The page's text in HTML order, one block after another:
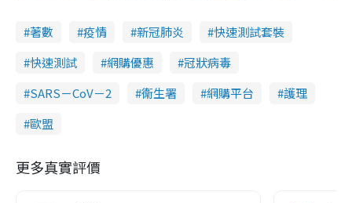
著數 疫情 新冠肺炎
快速測試套裝
快速測試
網購優惠
冠狀病毒
SARS－CoV－2
衞生署 網購平台
護理
歐盟
更多真實評價